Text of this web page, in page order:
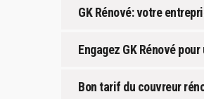
GK Rénové: votre
Engagez GK Rénové
Bon tarif du couvreur